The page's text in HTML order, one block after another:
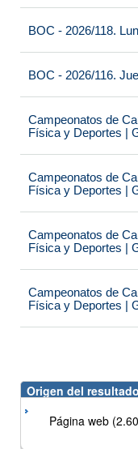
BOC - 2026/118.
BOC - 2026/116.
Campeonatos de
Física y Deportes |
Campeonatos de
Física y Deportes |
Campeonatos de
Física y Deportes |
Campeonatos de
Física y Deportes |
Origen del resultado
Página web